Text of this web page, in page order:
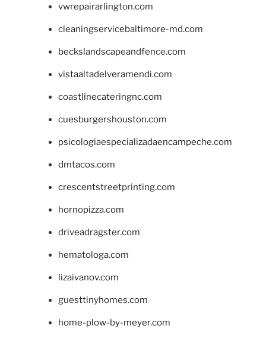
vwrepairarlington.com
cleaningservicebaltimore-md.com
beckslandscapeandfence.com
vistaaltadelveramendi.com
coastlinecateringnc.com
cuesburgershouston.com
psicologiaespecializadaencampeche.com
dmtacos.com
crescentstreetprinting.com
hornopizza.com
driveadragster.com
hematologa.com
lizaivanov.com
guesttinyhomes.com
home-plow-by-meyer.com